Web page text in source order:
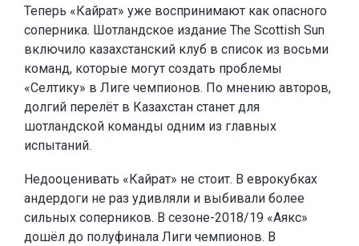
Теперь «Кайрат» уже воспринимают как опасного
соперника. Шотландское издание The Scottish Sun
включило казахстанский клуб в список из восьми
команд, которые могут создать проблемы
«Селтику» в Лиге чемпионов. По мнению авторов,
долгий перелёт в Казахстан станет для
шотландской команды одним из главных
испытаний.
Недооценивать «Кайрат» не стоит. В еврокубках
андердоги не раз удивляли и выбивали более
сильных соперников. В сезоне-2018/19 «Аякс»
дошёл до полуфинала Лиги чемпионов. В